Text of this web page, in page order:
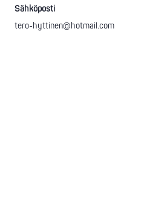
Sähköposti
tero-hyttinen@hotmail.com